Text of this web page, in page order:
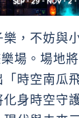
，不妨與
樂場。場地
「時空南瓜
身時空守